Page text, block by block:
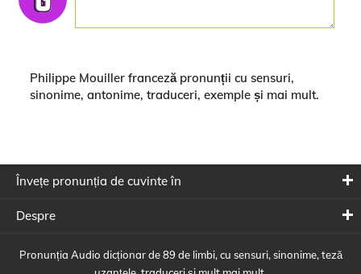
Philippe Mouiller franceză pronunții cu sensuri,
sinonime, antonime, traduceri, exemple și mai mult.
Învețe pronunția de cuvinte în
Despre
Pronunția Audio dicționar de 89 de limbi, cu sensuri, sinonime, teză